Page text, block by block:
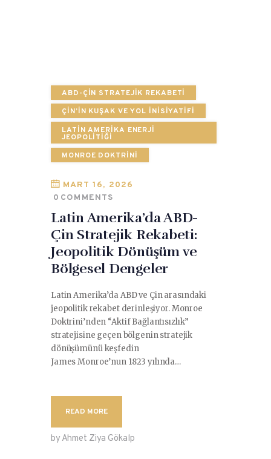
ABD-ÇIN STRATEJIK REKABETI
ÇIN’IN KUŞAK VE YOL İNISIYATIFI
LATIN AMERIKA ENERJI
JEOPOLITIĞI
MONROE DOKTRINI
MART 16, 2026
0 COMMENTS
Latin Amerika’da ABD-
Çin Stratejik Rekabeti:
Jeopolitik Dönüşüm ve
Bölgesel Dengeler
Latin Amerika’da ABD ve Çin arasındaki
jeopolitik rekabet derinleşiyor. Monroe
Doktrini’nden “Aktif Bağlantısızlık”
stratejisine geçen bölgenin stratejik
dönüşümünü keşfedin
James Monroe’nun 1823 yılında…
READ MORE
by Ahmet Ziya Gökalp